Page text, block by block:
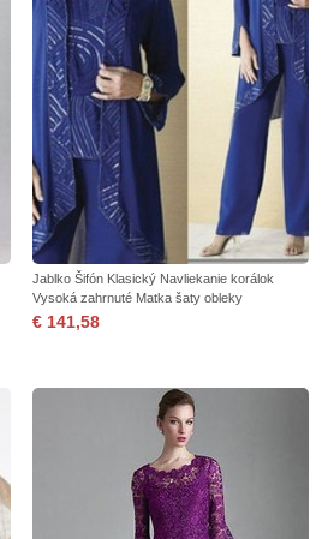
Jablko Šifón Klasický Navliekanie korálok
Vysoká zahrnuté Matka šaty obleky
€ 141,58